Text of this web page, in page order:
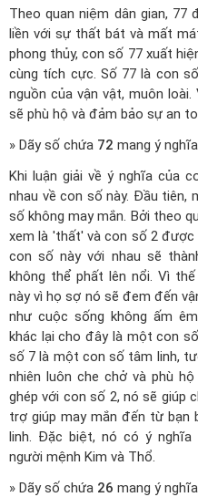
Theo quan niệm dân gian, 77
liền với sự thất bát và mất
phong thủy, con số 77 xuất
cùng tích cực. Số 77 là con
nguồn của vận vật, muôn
sẽ phù hộ và đảm bảo sự an
» Dãy số chứa 72 mang ý nghĩa
Khi luận giải về ý nghĩa của
nhau về con số này. Đầu
số không may mắn. Bởi theo
xem là 'thất' và con số 2 được
con số này với nhau sẽ
không thể phất lên nổi. Vì
này vì họ sợ nó sẽ đem đến
như cuộc sống không ấm
khác lại cho đây là một con
số 7 là một con số tâm linh,
nhiên luôn che chở và phù
ghép với con số 2, nó sẽ giúp
trợ giúp may mắn đến từ bạn
linh. Đặc biệt, nó có ý
người mệnh Kim và Thổ.
» Dãy số chứa 26 mang ý nghĩa